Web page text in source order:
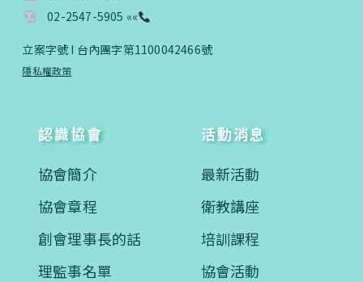
02-2547-5905 ««
立案字號 I 台內團字第1100042466號
隱私權政策
認識協會
協會簡介
協會章程
創會理事長的話
理監事名單
活動消息
最新活動
衛教講座
培訓課程
協會活動